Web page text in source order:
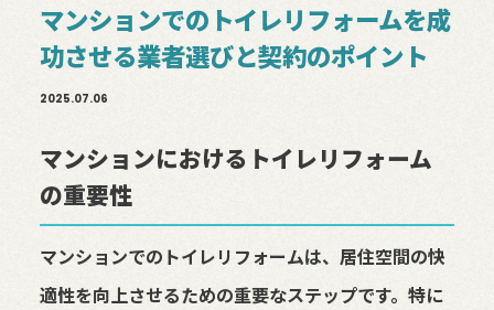
マンションでのトイレリフォームを成
功させる業者選びと契約のポイント
2025.07.06
マンションにおけるトイレリフォーム
の重要性
マンションでのトイレリフォームは、居住空間の快
適性を向上させるための重要なステップです。特に